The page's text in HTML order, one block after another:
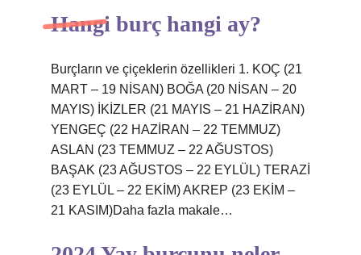
Hangi burç hangi ay?
Burçların ve çiçeklerin özellikleri 1. KOÇ (21
MART – 19 NİSAN) BOĞA (20 NİSAN – 20
MAYIS) İKİZLER (21 MAYIS – 21 HAZİRAN)
YENGEÇ (22 HAZİRAN – 22 TEMMUZ)
ASLAN (23 TEMMUZ – 22 AĞUSTOS)
BAŞAK (23 AĞUSTOS – 22 EYLÜL) TERAZİ
(23 EYLÜL – 22 EKİM) AKREP (23 EKİM –
21 KASIM)Daha fazla makale…